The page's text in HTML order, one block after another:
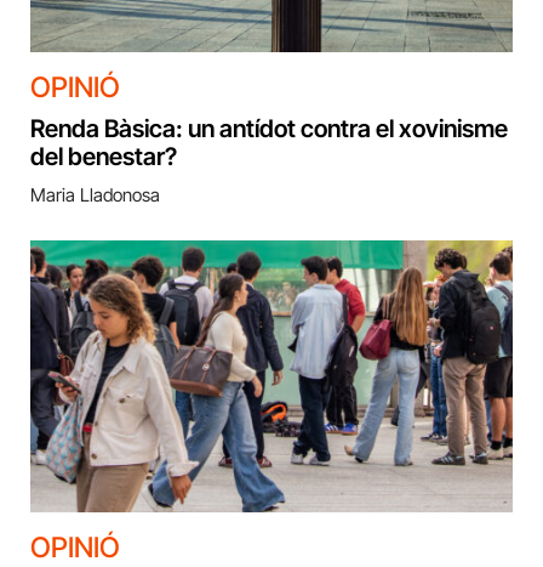
OPINIÓ
Renda Bàsica: un antídot contra el xovinisme
del benestar?
Maria Lladonosa
OPINIÓ